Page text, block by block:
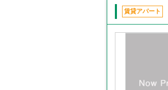
賃貸アパート